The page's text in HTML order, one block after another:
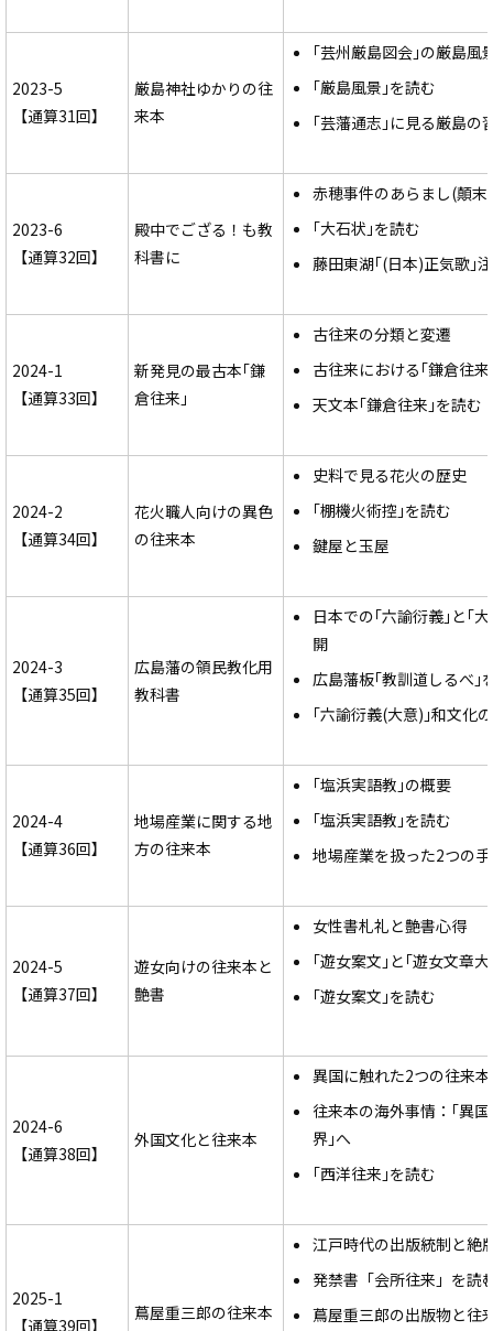
2023-5
【通算31回】
厳島神社ゆかりの往
来本
｢芸州厳島図会｣の厳島風
｢厳島風景｣を読む
｢芸藩通志｣に見る厳島の
2023-6
【通算32回】
殿中でござる！も教
科書に
赤穂事件のあらまし(顛末)
｢大石状｣を読む
藤田東湖｢(日本)正気歌｣
2024-1
【通算33回】
新発見の最古本｢鎌
倉往来」
古往来の分類と変遷
古往来における｢鎌倉往
天文本｢鎌倉往来｣を読む
2024-2
【通算34回】
花火職人向けの異色
の往来本
史料で見る花火の歴史
｢棚機火術控｣を読む
鍵屋と玉屋
2024-3
【通算35回】
広島藩の領民教化用
教科書
日本での｢六諭衍義｣と｢
開
広島藩板｢教訓道しるべ｣
｢六諭衍義(大意)｣和文化
2024-4
【通算36回】
地場産業に関する地
方の往来本
｢塩浜実語教｣の概要
｢塩浜実語教｣を読む
地場産業を扱った2つの
2024-5
【通算37回】
遊女向けの往来本と
艶書
女性書札礼と艶書心得
｢遊女案文｣と｢遊女文章
｢遊女案文｣を読む
2024-6
【通算38回】
外国文化と往来本
異国に触れた2つの往来本
往来本の海外事情：｢異
界｣へ
｢西洋往来｣を読む
2025-1
【通算39回】
蔦屋重三郎の往来本
江戸時代の出版統制と絶
発禁書「会所往来」を読
蔦屋重三郎の出版物と往